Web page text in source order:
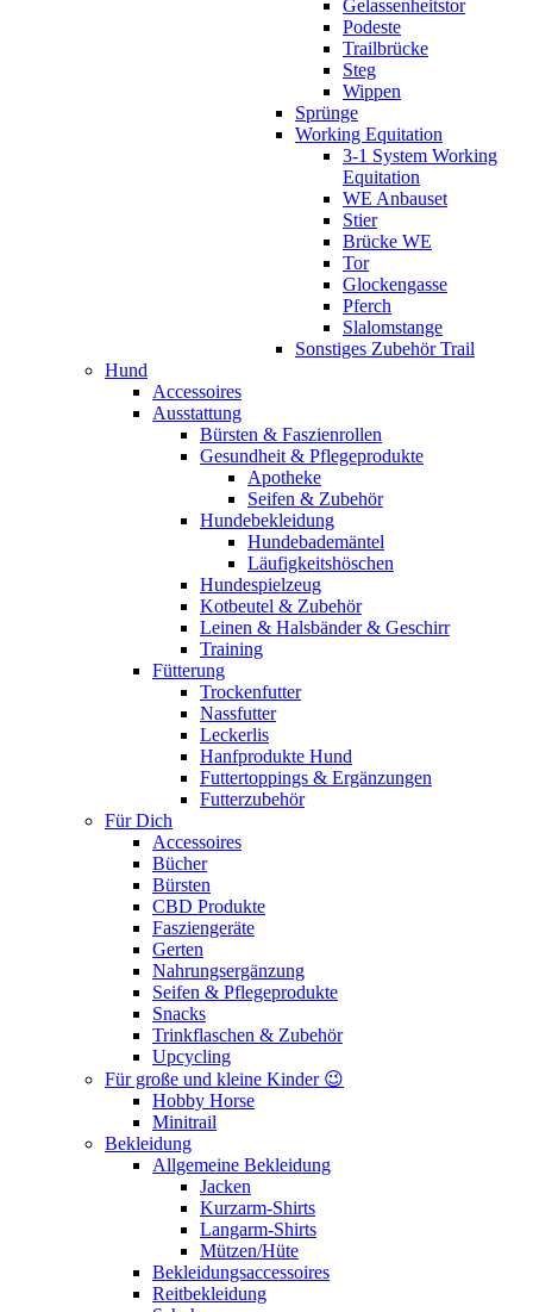
Gelassenheitstor
Podeste
Trailbrücke
Steg
Wippen
Sprünge
Working Equitation
3-1 System Working
Equitation
WE Anbauset
Stier
Brücke WE
Tor
Glockengasse
Pferch
Slalomstange
Sonstiges Zubehör Trail
Hund
Accessoires
Ausstattung
Bürsten & Faszienrollen
Gesundheit & Pflegeprodukte
Apotheke
Seifen & Zubehör
Hundebekleidung
Hundebademäntel
Läufigkeitshöschen
Hundespielzeug
Kotbeutel & Zubehör
Leinen & Halsbänder & Geschirr
Training
Fütterung
Trockenfutter
Nassfutter
Leckerlis
Hanfprodukte Hund
Futtertoppings & Ergänzungen
Futterzubehör
Für Dich
Accessoires
Bücher
Bürsten
CBD Produkte
Fasziengeräte
Gerten
Nahrungsergänzung
Seifen & Pflegeprodukte
Snacks
Trinkflaschen & Zubehör
Upcycling
Für große und kleine Kinder 😉
Hobby Horse
Minitrail
Bekleidung
Allgemeine Bekleidung
Jacken
Kurzarm-Shirts
Langarm-Shirts
Mützen/Hüte
Bekleidungsaccessoires
Reitbekleidung